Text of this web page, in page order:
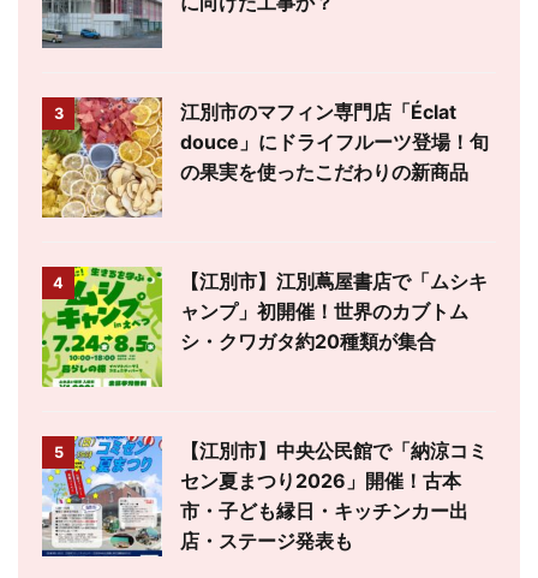
3
江別市のマフィン専門店「Éclat
douce」にドライフルーツ登場！旬
の果実を使ったこだわりの新商品
4
【江別市】江別蔦屋書店で「ムシキ
ャンプ」初開催！世界のカブトム
シ・クワガタ約20種類が集合
5
【江別市】中央公民館で「納涼コミ
セン夏まつり2026」開催！古本
市・子ども縁日・キッチンカー出
店・ステージ発表も